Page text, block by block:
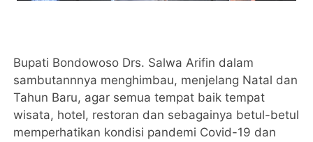
Bupati Bondowoso Drs. Salwa Arifin dalam
sambutannnya menghimbau, menjelang Natal dan
Tahun Baru, agar semua tempat baik tempat
wisata, hotel, restoran dan sebagainya betul-betul
memperhatikan kondisi pandemi Covid-19 dan